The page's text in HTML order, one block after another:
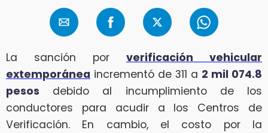
La sanción por verificación vehicular
extemporánea incrementó de 311 a 2 mil 074.8
pesos debido al incumplimiento de los
conductores para acudir a los Centros de
Verificación. En cambio, el costo por la